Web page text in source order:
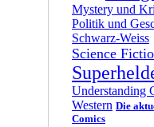
Mystery und
Politik und
Schwarz-Weiss
Science
Understanding
Western Die
Comics